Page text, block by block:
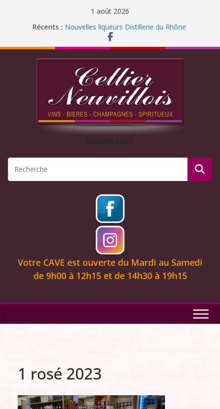
1 août 2026
Récents : Nouvelles liqueurs Distillerie du Rhône
Fermeture pour congés d’été 2026
Liqueur Jacoulot : nouveau parfum!
C’est l’été ! Soleil
et ROSÉ
Journée Dégustation : Rhums arrangés
Rechercher
Votre CAVE est ouverte du Mardi au Samedi
de 9h00 à 12h15 et de 14h30 à 19h15
1 rosé 2023